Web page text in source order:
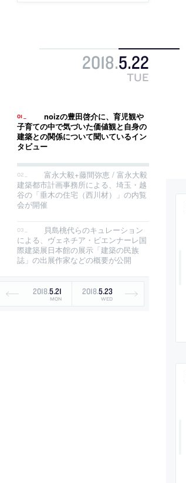
2018.5.22
TUE
noizの豊田啓介に、育児観や
子育ての中で気づいた価値観と自身の
建築との関係について聞いているイン
タビュー
富永大毅+藤間弥恵 / 富永大毅
建築都市計画事務所による、埼玉・越
谷の「垂木の住宅（西川材）」の内覧
会が開催
貝島桃代らのキュレーション
による、ヴェネチア・ビエンナーレ国
際建築展日本館の展示「建築の民族
誌」の出展作家などの概要が公開
2018.5.21
MON
2018.5.23
WED